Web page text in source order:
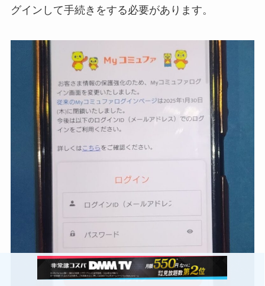
グインして手続きをする必要があります。